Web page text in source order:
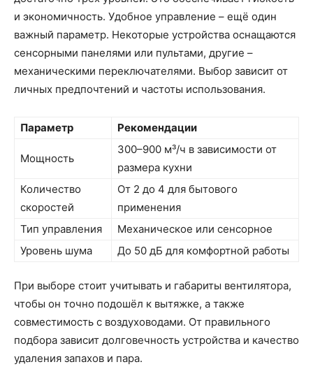
и экономичность. Удобное управление – ещё один
важный параметр. Некоторые устройства оснащаются
сенсорными панелями или пультами, другие –
механическими переключателями. Выбор зависит от
личных предпочтений и частоты использования.
Параметр Рекомендации
Мощность
300–900 м³/ч в зависимости от
размера кухни
Количество
скоростей
От 2 до 4 для бытового
применения
Тип управления
Механическое или сенсорное
Уровень шума
До 50 дБ для комфортной работы
При выборе стоит учитывать и габариты вентилятора,
чтобы он точно подошёл к вытяжке, а также
совместимость с воздуховодами. От правильного
подбора зависит долговечность устройства и качество
удаления запахов и пара.